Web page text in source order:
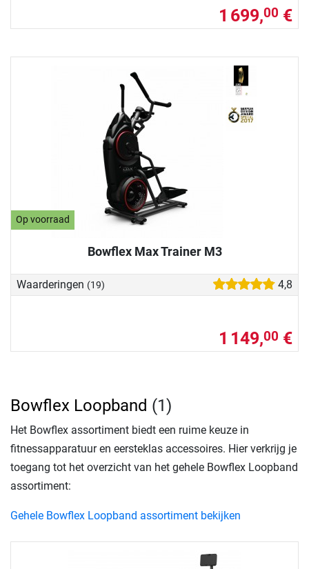
1 699,00 €
Op voorraad
Bowflex Max Trainer M3
Waarderingen (19) 4,8
1 149,00 €
Bowflex Loopband (1)
Het Bowflex assortiment biedt een ruime keuze in
fitnessapparatuur en eersteklas accessoires. Hier verkrijg je
toegang tot het overzicht van het gehele Bowflex Loopband
assortiment:
Gehele Bowflex Loopband assortiment bekijken